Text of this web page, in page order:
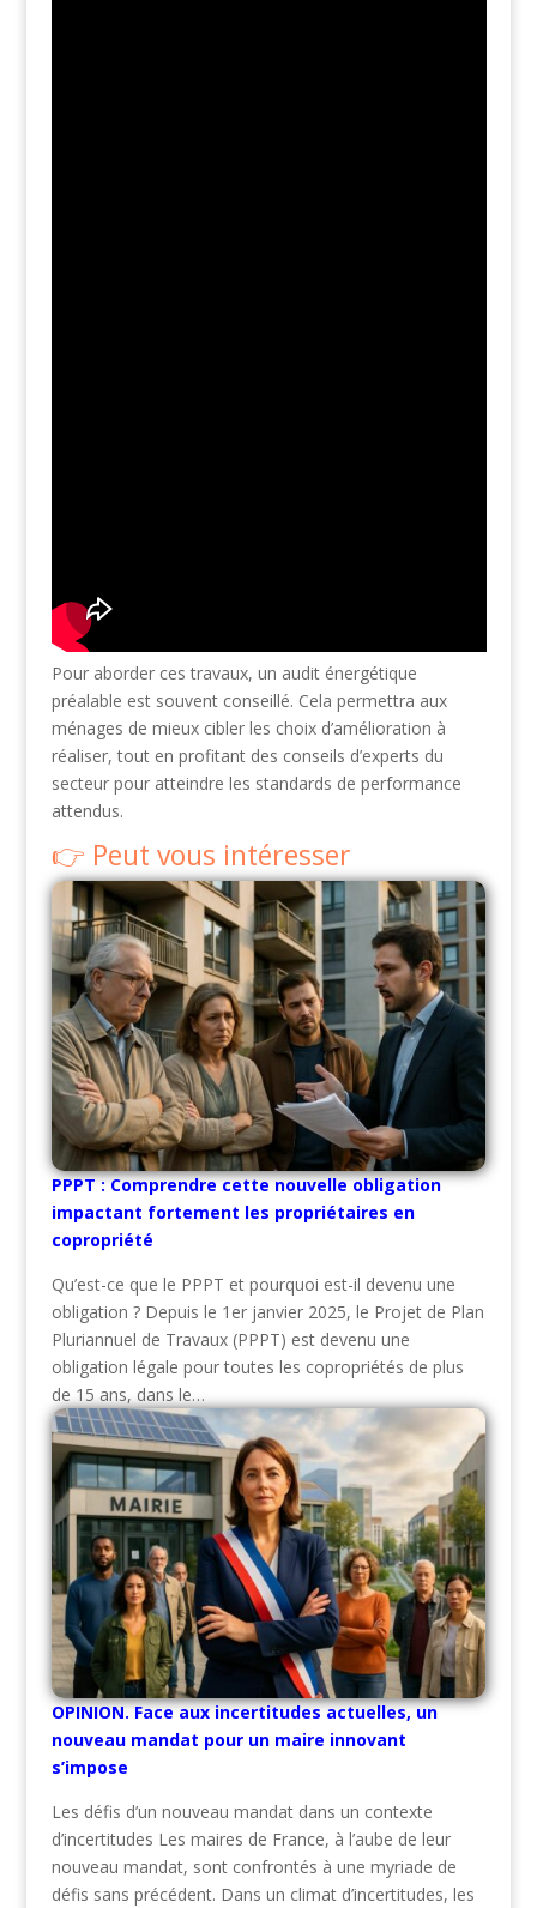
Pour aborder ces travaux, un audit énergétique
préalable est souvent conseillé. Cela permettra aux
ménages de mieux cibler les choix d’amélioration à
réaliser, tout en profitant des conseils d’experts du
secteur pour atteindre les standards de performance
attendus.
Peut vous intéresser
PPPT : Comprendre cette nouvelle obligation
impactant fortement les propriétaires en
copropriété
Qu’est-ce que le PPPT et pourquoi est-il devenu une
obligation ? Depuis le 1er janvier 2025, le Projet de Plan
Pluriannuel de Travaux (PPPT) est devenu une
obligation légale pour toutes les copropriétés de plus
de 15 ans, dans le…
OPINION. Face aux incertitudes actuelles, un
nouveau mandat pour un maire innovant
s’impose
Les défis d’un nouveau mandat dans un contexte
d’incertitudes Les maires de France, à l’aube de leur
nouveau mandat, sont confrontés à une myriade de
défis sans précédent. Dans un climat d’incertitudes, les